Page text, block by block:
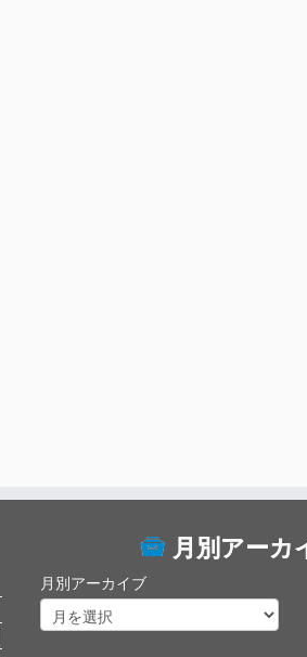
月別アーカ
月別アーカイブ